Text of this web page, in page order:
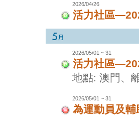
2026/04/26
活力社區
2026/05/01 ~ 31
活力社區
地點: 澳門、
2026/05/01 ~ 31
為運動員及